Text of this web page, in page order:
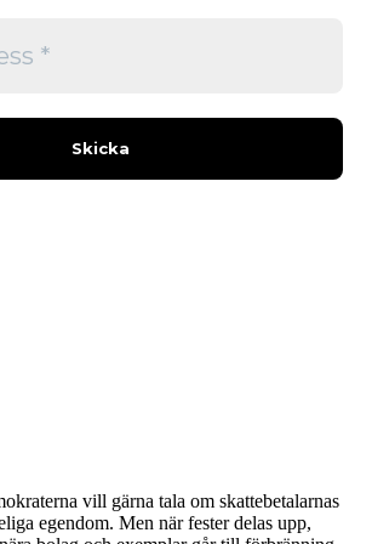
vill gärna tala om skattebetalarnas
egendom. Men när fester delas upp,